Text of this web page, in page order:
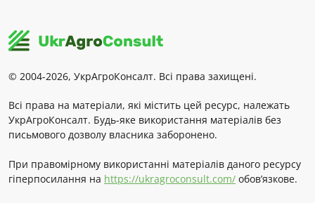
© 2004-2026, УкрАгроКонсалт. Всі права захищені.
Всі права на матеріали, які містить цей ресурс, належать
УкрАгроКонсалт. Будь-яке використання матеріалів без
письмового дозволу власника заборонено.
При правомірному використанні матеріалів даного ресурсу
гіперпосилання на https://ukragroconsult.com/ обов’язкове.